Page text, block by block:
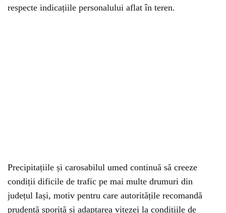
respecte indicațiile personalului aflat în teren.
Precipitațiile și carosabilul umed continuă să creeze
condiții dificile de trafic pe mai multe drumuri din
județul Iași, motiv pentru care autoritățile recomandă
prudență sporită și adaptarea vitezei la condițiile de